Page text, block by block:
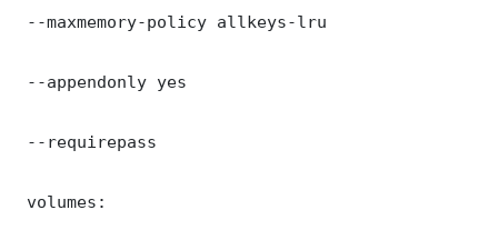
--maxmemory-policy allkeys-lru
--appendonly yes
--requirepass
volumes: